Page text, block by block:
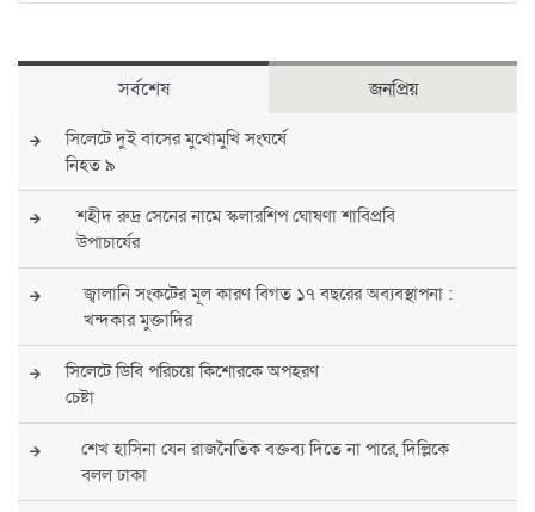
সর্বশেষ জনপ্রিয়
সিলেটে দুই বাসের মুখোমুখি সংঘর্ষে
নিহত ৯
শহীদ রুদ্র সেনের নামে স্কলারশিপ ঘোষণা শাবিপ্রবি
উপাচার্যের
জ্বালানি সংকটের মূল কারণ বিগত ১৭ বছরের অব্যবস্থাপনা :
খন্দকার মুক্তাদির
সিলেটে ডিবি পরিচয়ে কিশোরকে অপহরণ
চেষ্টা
শেখ হাসিনা যেন রাজনৈতিক বক্তব্য দিতে না পারে, দিল্লিকে
বলল ঢাকা